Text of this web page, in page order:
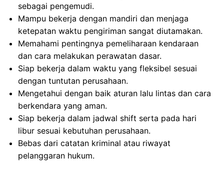
sebagai pengemudi.
Mampu bekerja dengan mandiri dan menjaga
ketepatan waktu pengiriman sangat diutamakan.
Memahami pentingnya pemeliharaan kendaraan
dan cara melakukan perawatan dasar.
Siap bekerja dalam waktu yang fleksibel sesuai
dengan tuntutan perusahaan.
Mengetahui dengan baik aturan lalu lintas dan cara
berkendara yang aman.
Siap bekerja dalam jadwal shift serta pada hari
libur sesuai kebutuhan perusahaan.
Bebas dari catatan kriminal atau riwayat
pelanggaran hukum.